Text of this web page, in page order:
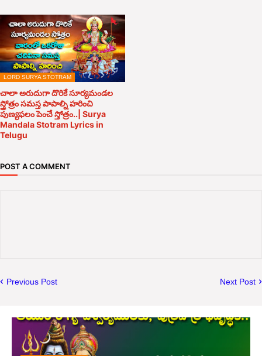
LORD SURYA STOTRAM
చాలా అరుదుగా దొరికే సూర్యమండల
స్త్రోత్రం సమస్త పాపాల్ని హరించి
పుణ్యఫలం పెంచే స్తోత్రం..| Surya
Mandala Stotram Lyrics in
Telugu
POST A COMMENT
Previous Post Next Post